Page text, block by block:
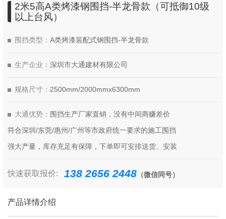
2米5高A类烤漆钢围挡-半龙骨款（可抵御10级
以上台风）
围挡类型： A类烤漆装配式钢围挡-半龙骨款
生产企业： 深圳市大通建材有限公司
规格尺寸： 2500mm/2000mmx6300mm
大通优势： 围挡生产厂家直销，没有中间商赚差价
符合深圳/东莞/惠州/广州等市政府统一要求的施工围挡
强大产量，库存充足有保障，下单即可安排送货、安装
快速获取报价: 138 2656 2448 （微信同号）
产品详情介绍